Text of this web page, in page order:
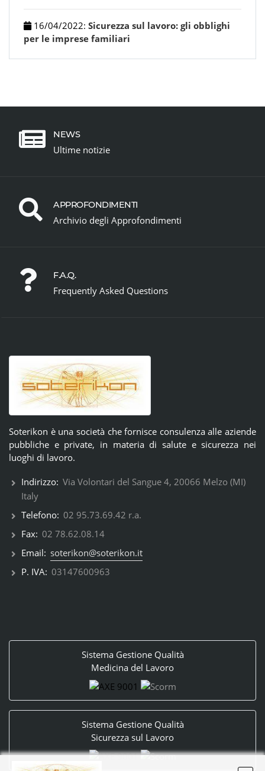
16/04/2022: Sicurezza sul lavoro: gli obblighi
per le imprese familiari
NEWS
Ultime notizie
APPROFONDIMENTI
Archivio degli Approfondimenti
F.A.Q.
Frequently Asked Questions
Soterikon è una società che fornisce consulenza alle aziende
pubbliche e private, in materia di salute e sicurezza nei
luoghi di lavoro.
Indirizzo: Via Volontari del Sangue 4, 20066 Melzo (MI)
Italy
Telefono: 02 95.73.69.42 r.a.
Fax: 02 78.62.08.14
Email: soterikon@soterikon.it
P. IVA: 03147600963
Sistema Gestione Qualità
Medicina del Lavoro
Sistema Gestione Qualità
Sicurezza sul Lavoro